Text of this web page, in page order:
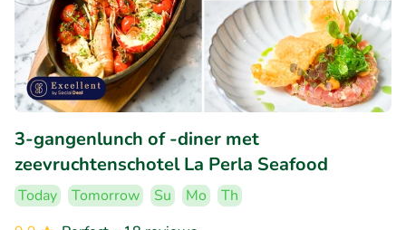
3-gangenlunch of -diner met
zeevruchtenschotel La Perla Seafood
Today Tomorrow Su Mo
Th